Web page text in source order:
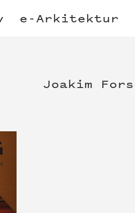
e-Arkitektur
Joakim